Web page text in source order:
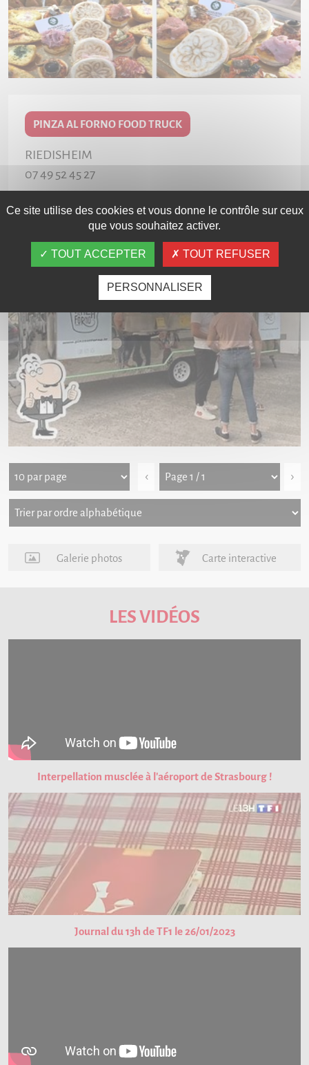
PINZA AL FORNO FOOD TRUCK
RIEDISHEIM
07 49 52 45 27
‹ ›
Galerie photos Carte interactive
LES VIDÉOS
Interpellation musclée à l'aéroport de Strasbourg !
Journal du 13h de TF1 le 26/01/2023
Ce site utilise des cookies et vous donne le contrôle sur ceux
que vous souhaitez activer.
TOUT ACCEPTER TOUT REFUSER
PERSONNALISER